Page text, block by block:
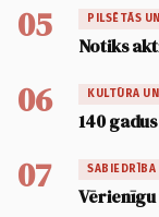
05 PILSĒTĀS
Notiks
06 KULTŪRA
140
07 SABIEDRĪBA